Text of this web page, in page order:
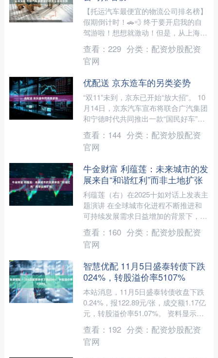
【托运汽车最便宜的物流公司排名榜】
假期倒计时！🚗💨 终于要开启我的自
驾游啦！想想就激动！但是，从上海到
成都，几千公里呢，自己开过去也太累
了叭！而且时间成本也很....
查看： 229 分类： 配资炒股配资
官网
优配送 京东造车的另类姿势
“双11”未到，京东已开始“放大招”。 10
月14日，京东汽车宣布将联合广汽集团
和宁德时代共同推出一款“国民好车”。
瞬间，京东“造车”的猜测刷屏汽车圈。
对此，京....
查看： 144 分类： 配资炒股配资
官网
牛金财富 利蕴莲：未来城市的发
展来自“和谐红利”而非土地扩张
利蕴莲（右）在2025十如对话上发表主
题演讲 在全球城市化进程不断推进和
可持续发展需求日益增加的背景下，未
来城市的设计正迎来新的转折点。城市
未来的发展要在经济、....
查看： 160 分类： 配资炒股配资
官网
智慧优配 11月5日盛泰转债下跌
024%，转股溢价率5107%
本站消息，11月5日盛泰转债收盘下跌
0.24%，报122.89元/张，成交额1.17亿
元，转股溢价率51.07%。 资料显示，
盛泰转债信用级别为“AA”，债券期....
查看： 192 分类： 配资炒股配资
官网